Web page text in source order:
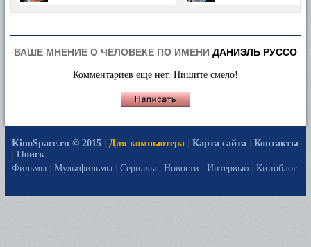
ВАШЕ МНЕНИЕ О ЧЕЛОВЕКЕ ПО ИМЕНИ ДАНИЭЛЬ РУССО
Комментариев еще нет. Пишите смело!
KinoSpace.ru © 2015 Для компьютера Карта сайта
Контакты
Поиск
Фильмы
Мультфильмы Сериалы Новости Интервью Киноблог